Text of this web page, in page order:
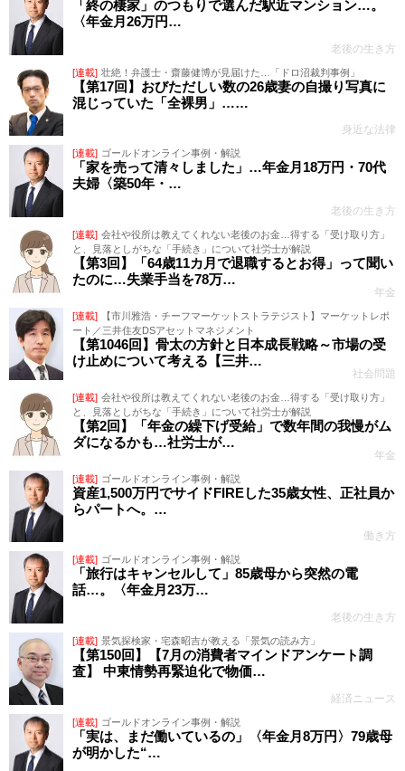
「終の棲家」のつもりで選んだ駅近マンション…。
〈年金月26万円…
老後の生き方
[連載] 壮絶！弁護士・齋藤健博が見届けた…「ドロ沼裁判事例」
【第17回】おびただしい数の26歳妻の自撮り写真に
混じっていた「全裸男」……
身近な法律
[連載] ゴールドオンライン事例・解説
「家を売って清々しました」…年金月18万円・70代
夫婦〈築50年・…
老後の生き方
[連載] 会社や役所は教えてくれない老後のお金…得する「受け取り方」
と、見落としがちな「手続き」について社労士が解説
【第3回】「64歳11カ月で退職するとお得」って聞い
たのに…失業手当を78万…
年金
[連載]
【市川雅浩・チーフマーケットストラテジスト】マーケットレポ
ート／三井住友DSアセットマネジメント
【第1046回】骨太の方針と日本成長戦略～市場の受
け止めについて考える【三井…
社会問題
[連載] 会社や役所は教えてくれない老後のお金…得する「受け取り方」
と、見落としがちな「手続き」について社労士が解説
【第2回】「年金の繰下げ受給」で数年間の我慢がム
ダになるかも…社労士が…
年金
[連載] ゴールドオンライン事例・解説
資産1,500万円でサイドFIREした35歳女性、正社員か
らパートへ。…
働き方
[連載] ゴールドオンライン事例・解説
「旅行はキャンセルして」85歳母から突然の電
話…。〈年金月23万…
老後の生き方
[連載] 景気探検家・宅森昭吉が教える「景気の読み方」
【第150回】【7月の消費者マインドアンケート調
査】 中東情勢再緊迫化で物価…
経済ニュース
[連載] ゴールドオンライン事例・解説
「実は、まだ働いているの」〈年金月8万円〉79歳母
が明かした“…